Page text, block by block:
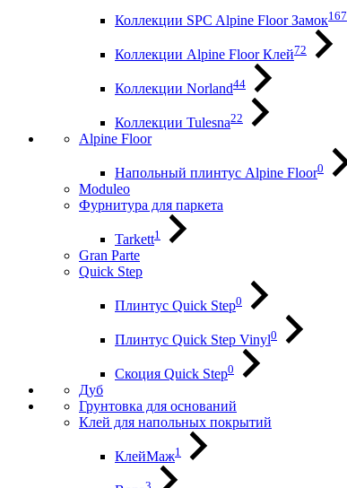
Коллекции SPC Alpine Floor Замок167
Коллекции Alpine Floor Клей72
Коллекции Norland44
Коллекции Tulesna22
Alpine Floor
Напольный плинтус Alpine Floor0
Moduleo
Фурнитура для паркета
Tarkett1
Gran Parte
Quick Step
Плинтус Quick Step0
Плинтус Quick Step Vinyl0
Скоция Quick Step0
Дуб
Грунтовка для оснований
Клей для напольных покрытий
КлейМаж1